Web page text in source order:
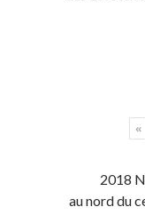
«
2018
au nord du